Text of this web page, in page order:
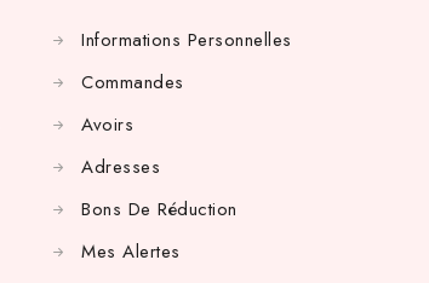
Informations Personnelles
Commandes
Avoirs
Adresses
Bons De Réduction
Mes Alertes